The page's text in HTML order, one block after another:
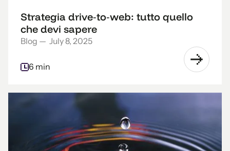
Strategia drive‑to‑web: tutto quello
che devi sapere
Blog — July 8, 2025
6 min